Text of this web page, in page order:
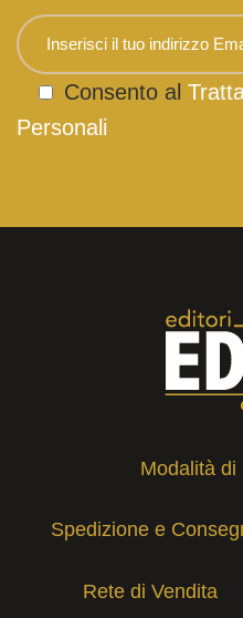
Consento al
Personali
Modalità di
Spedizione e
Rete di Vendita